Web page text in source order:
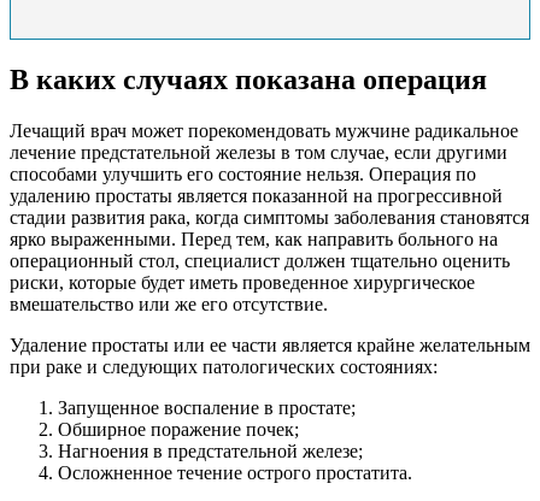
В каких случаях показана операция
Лечащий врач может порекомендовать мужчине радикальное
лечение предстательной железы в том случае, если другими
способами улучшить его состояние нельзя. Операция по
удалению простаты является показанной на прогрессивной
стадии развития рака, когда симптомы заболевания становятся
ярко выраженными. Перед тем, как направить больного на
операционный стол, специалист должен тщательно оценить
риски, которые будет иметь проведенное хирургическое
вмешательство или же его отсутствие.
Удаление простаты или ее части является крайне желательным
при раке и следующих патологических состояниях:
Запущенное воспаление в простате;
Обширное поражение почек;
Нагноения в предстательной железе;
Осложненное течение острого простатита.